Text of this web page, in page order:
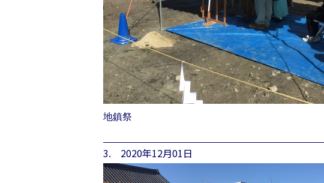
地鎮祭
3. 2020年12月01日